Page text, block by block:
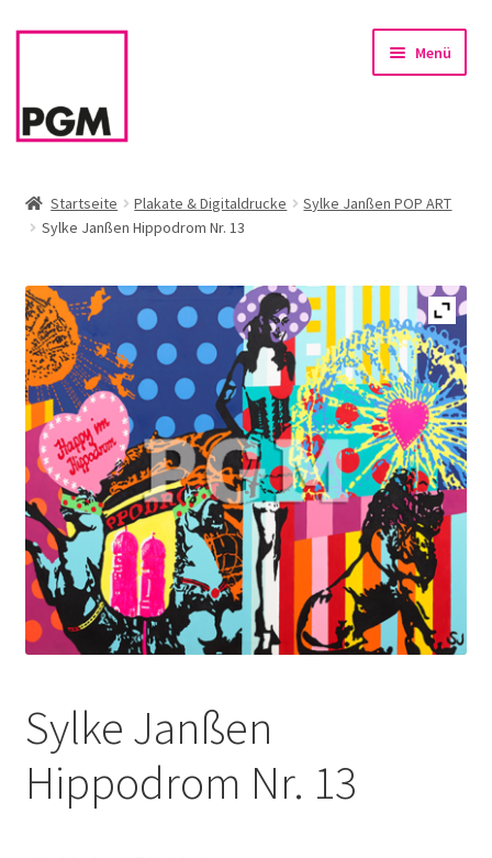
Zur
Zum
Menü
News
Sortiment
öffnen
Rahmen & Einrahmung
Firmenservice – Kunst für Büro, Praxis, Kanzlei
Referenzen
Galerie
Jobs
Kontakt
öffnen
Warenkorb
✆ Service-Telefon 089 / 2323700
Startseite Plakate & Digitaldrucke
Sylke Janßen POP ART
Sylke Janßen Hippodrom Nr. 13
Sylke Janßen
Hippodrom Nr. 13